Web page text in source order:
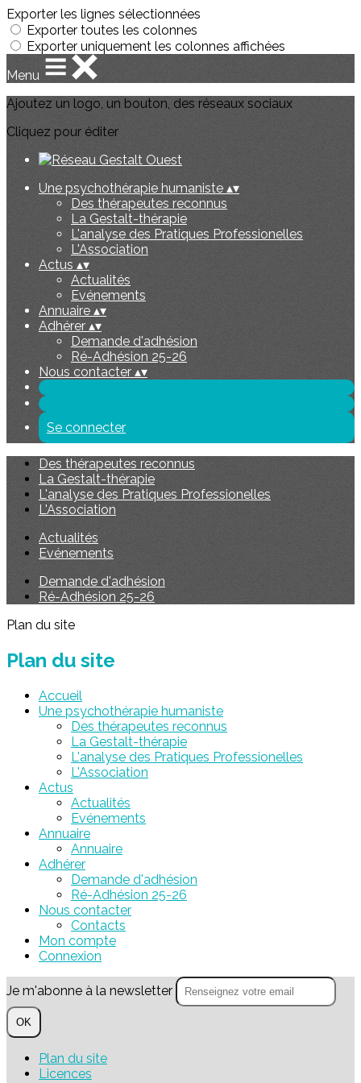
Exporter les lignes sélectionnées
Exporter toutes les colonnes
Exporter uniquement les colonnes affichées
Menu
Ajoutez un logo, un bouton, des réseaux sociaux
Cliquez pour éditer
Une psychothérapie humaniste ▴▾
Des thérapeutes reconnus
La Gestalt-thérapie
L'analyse des Pratiques Professionelles
L'Association
Actus ▴▾
Actualités
Evénements
Annuaire ▴▾
Adhérer ▴▾
Demande d'adhésion
Ré-Adhésion 25-26
Nous contacter ▴▾
Se connecter
Des thérapeutes reconnus
La Gestalt-thérapie
L'analyse des Pratiques Professionelles
L'Association
Actualités
Evénements
Demande d'adhésion
Ré-Adhésion 25-26
Plan du site
Plan du site
Accueil
Une psychothérapie humaniste
Des thérapeutes reconnus
La Gestalt-thérapie
L'analyse des Pratiques Professionelles
L'Association
Actus
Actualités
Evénements
Annuaire
Annuaire
Adhérer
Demande d'adhésion
Ré-Adhésion 25-26
Nous contacter
Contacts
Mon compte
Connexion
Je m'abonne à la newsletter
OK
Plan du site
Licences